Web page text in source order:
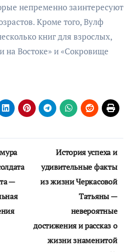
непременно заинтересуют
Кроме того, Вулф
книг для взрослых,
на Востоке» и «Сокровище
—
История успеха и
удивительные факты
из жизни Черкасовой
Татьяны —
невероятные
достижения и рассказ о
жизни знаменитой